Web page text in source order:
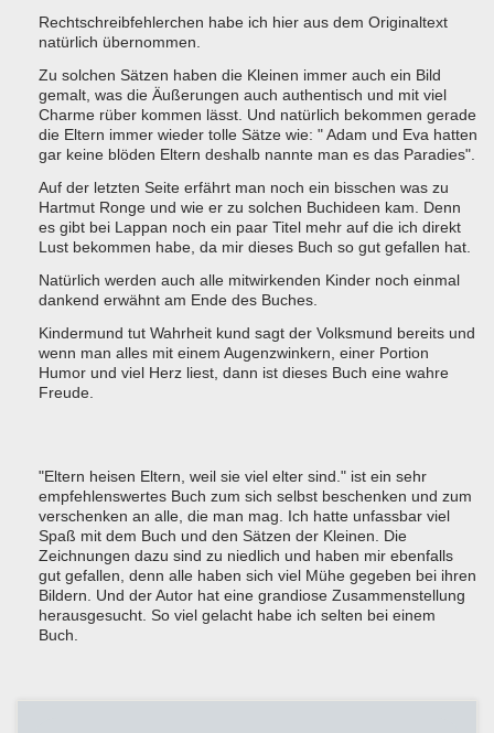
Rechtschreibfehlerchen habe ich hier aus dem Originaltext
natürlich übernommen.
Zu solchen Sätzen haben die Kleinen immer auch ein Bild
gemalt, was die Äußerungen auch authentisch und mit viel
Charme rüber kommen lässt. Und natürlich bekommen gerade
die Eltern immer wieder tolle Sätze wie: " Adam und Eva hatten
gar keine blöden Eltern deshalb nannte man es das Paradies".
Auf der letzten Seite erfährt man noch ein bisschen was zu
Hartmut Ronge und wie er zu solchen Buchideen kam. Denn
es gibt bei Lappan noch ein paar Titel mehr auf die ich direkt
Lust bekommen habe, da mir dieses Buch so gut gefallen hat.
Natürlich werden auch alle mitwirkenden Kinder noch einmal
dankend erwähnt am Ende des Buches.
Kindermund tut Wahrheit kund sagt der Volksmund bereits und
wenn man alles mit einem Augenzwinkern, einer Portion
Humor und viel Herz liest, dann ist dieses Buch eine wahre
Freude.
"Eltern heisen Eltern, weil sie viel elter sind." ist ein sehr
empfehlenswertes Buch zum sich selbst beschenken und zum
verschenken an alle, die man mag. Ich hatte unfassbar viel
Spaß mit dem Buch und den Sätzen der Kleinen. Die
Zeichnungen dazu sind zu niedlich und haben mir ebenfalls
gut gefallen, denn alle haben sich viel Mühe gegeben bei ihren
Bildern. Und der Autor hat eine grandiose Zusammenstellung
herausgesucht. So viel gelacht habe ich selten bei einem
Buch.